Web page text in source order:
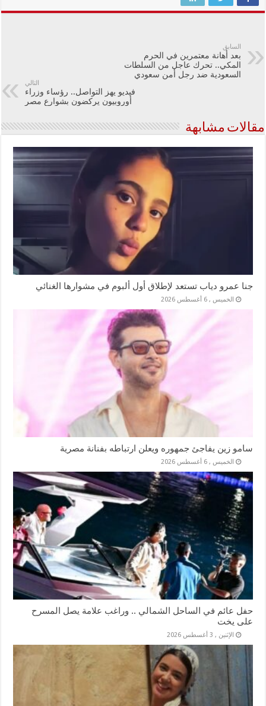
السابق
بعد أهانة معتمرين في الحرم
المكي.. تحرك عاجل من السلطات
السعودية ضد رجل أمن سعودي
التالي
فيديو يهز التواصل.. رؤساء وزراء
أوروبيون يركضون بشوارع مصر
مقالات مشابهة
جنا عمرو دياب تستعد لإطلاق أول ألبوم في مشوارها الغنائي
الخميس , 6 أغسطس 2026
سامو زين يفاجئ جمهوره ويعلن ارتباطه بفنانة مصرية
الخميس , 6 أغسطس 2026
حفل عائم في الساحل الشمالي .. وراغب علامة يصل المسرح
على يخت
الإثنين , 3 أغسطس 2026